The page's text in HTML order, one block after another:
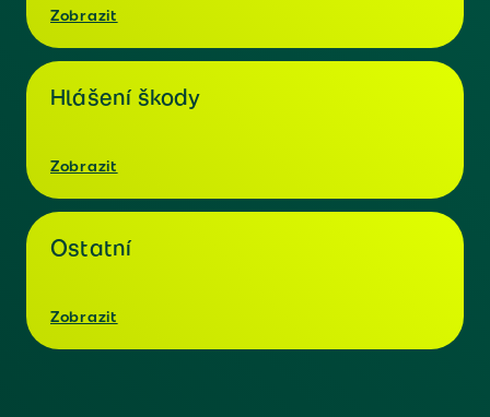
Zobrazit
Hlášení škody
Zobrazit
Ostatní
Zobrazit